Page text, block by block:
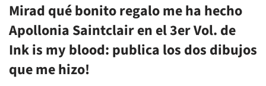
Mirad qué bonito regalo me ha hecho
Apollonia Saintclair en el 3er Vol. de
Ink is my blood: publica los dos dibujos
que me hizo!